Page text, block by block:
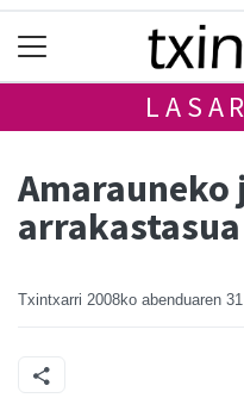
Amarauneko
arrakastasua
Txintxarri 2008ko abenduaren 31